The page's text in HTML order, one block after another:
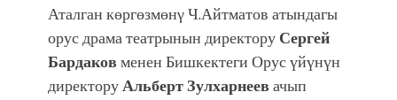
Аталган көргөзмөнγ Ч.Айтматов атындагы
орус драма театрынын директоруСергей
Бардаковменен Бишкектеги Орус үйүнүн
директоруАльберт Зулхарнеевачып